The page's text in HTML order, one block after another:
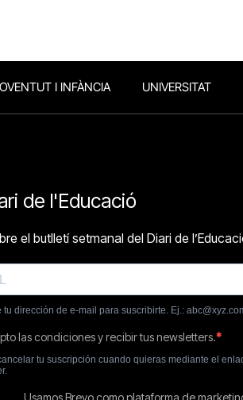
I INFÀNCIA UNIVERSITAT